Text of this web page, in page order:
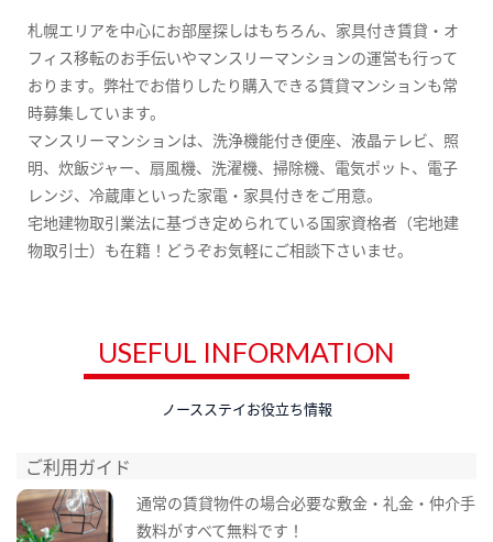
札幌エリアを中心にお部屋探しはもちろん、家具付き賃貸・オ
フィス移転のお手伝いやマンスリーマンションの運営も行って
おります。弊社でお借りしたり購入できる賃貸マンションも常
時募集しています。
マンスリーマンションは、洗浄機能付き便座、液晶テレビ、照
明、炊飯ジャー、扇風機、洗濯機、掃除機、電気ポット、電子
レンジ、冷蔵庫といった家電・家具付きをご用意。
宅地建物取引業法に基づき定められている国家資格者（宅地建
物取引士）も在籍！どうぞお気軽にご相談下さいませ。
USEFUL INFORMATION
ノースステイお役立ち情報
ご利用ガイド
通常の賃貸物件の場合必要な敷金・礼金・仲介手
数料がすべて無料です！